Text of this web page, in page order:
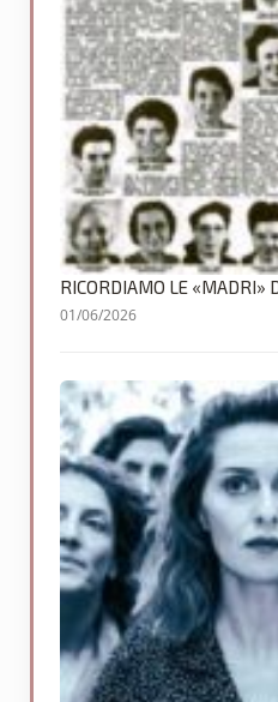
RICORDIAMO LE «MADRI»
01/06/2026